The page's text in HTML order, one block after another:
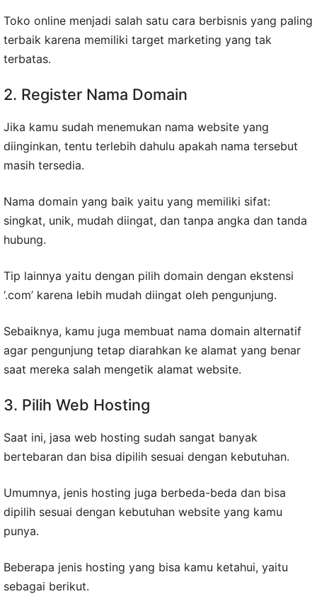
Toko online menjadi salah satu cara berbisnis yang paling
terbaik karena memiliki target marketing yang tak
terbatas.
2. Register Nama Domain
Jika kamu sudah menemukan nama website yang
diinginkan, tentu terlebih dahulu apakah nama tersebut
masih tersedia.
Nama domain yang baik yaitu yang memiliki sifat:
singkat, unik, mudah diingat, dan tanpa angka dan tanda
hubung.
Tip lainnya yaitu dengan pilih domain dengan ekstensi
‘.com’ karena lebih mudah diingat oleh pengunjung.
Sebaiknya, kamu juga membuat nama domain alternatif
agar pengunjung tetap diarahkan ke alamat yang benar
saat mereka salah mengetik alamat website.
3. Pilih Web Hosting
Saat ini, jasa web hosting sudah sangat banyak
bertebaran dan bisa dipilih sesuai dengan kebutuhan.
Umumnya, jenis hosting juga berbeda-beda dan bisa
dipilih sesuai dengan kebutuhan website yang kamu
punya.
Beberapa jenis hosting yang bisa kamu ketahui, yaitu
sebagai berikut.